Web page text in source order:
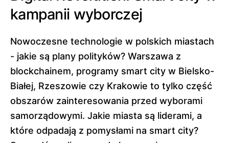
kampanii wyborczej
Nowoczesne technologie w polskich miastach
- jakie są plany polityków? Warszawa z
blockchainem, programy smart city w Bielsko-
Białej, Rzeszowie czy Krakowie to tylko część
obszarów zainteresowania przed wyborami
samorządowymi. Jakie miasta są liderami, a
które odpadają z pomysłami na smart city?